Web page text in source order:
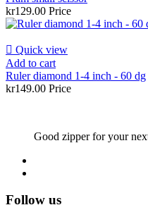
kr129.00 Price
 Quick view
Add to cart
Ruler diamond 1-4 inch - 60 dg
kr149.00 Price
Good zipper for your
Follow us